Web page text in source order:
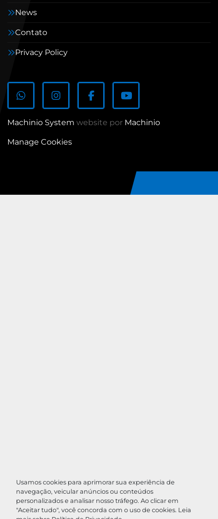
Usamos cookies para aprimorar sua experiência de
navegação, veicular anúncios ou conteúdos
personalizados e analisar nosso tráfego. Ao clicar em
"Aceitar tudo", você concorda com o uso de cookies. Leia
News
Contato
Privacy Policy
whatsappinstagramfacebookyoutube
Machinio System website por Machinio
Manage Cookies